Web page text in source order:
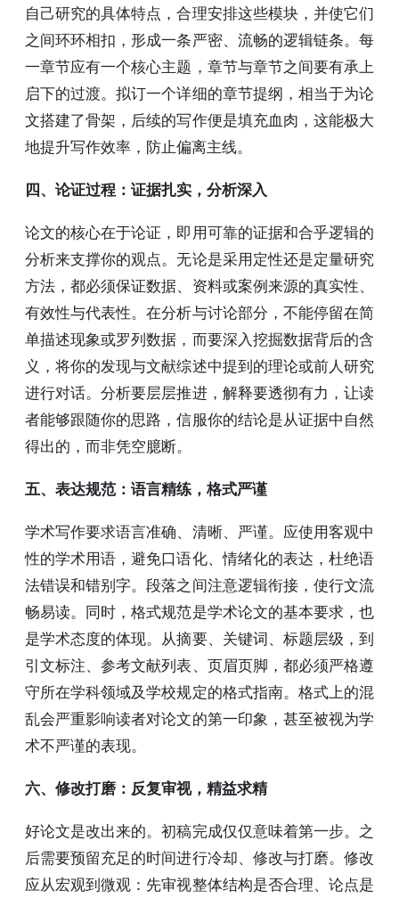
自己研究的具体特点，合理安排这些模块，并使它们
之间环环相扣，形成一条严密、流畅的逻辑链条。每
一章节应有一个核心主题，章节与章节之间要有承上
启下的过渡。拟订一个详细的章节提纲，相当于为论
文搭建了骨架，后续的写作便是填充血肉，这能极大
地提升写作效率，防止偏离主线。
四、论证过程：证据扎实，分析深入
论文的核心在于论证，即用可靠的证据和合乎逻辑的
分析来支撑你的观点。无论是采用定性还是定量研究
方法，都必须保证数据、资料或案例来源的真实性、
有效性与代表性。在分析与讨论部分，不能停留在简
单描述现象或罗列数据，而要深入挖掘数据背后的含
义，将你的发现与文献综述中提到的理论或前人研究
进行对话。分析要层层推进，解释要透彻有力，让读
者能够跟随你的思路，信服你的结论是从证据中自然
得出的，而非凭空臆断。
五、表达规范：语言精练，格式严谨
学术写作要求语言准确、清晰、严谨。应使用客观中
性的学术用语，避免口语化、情绪化的表达，杜绝语
法错误和错别字。段落之间注意逻辑衔接，使行文流
畅易读。同时，格式规范是学术论文的基本要求，也
是学术态度的体现。从摘要、关键词、标题层级，到
引文标注、参考文献列表、页眉页脚，都必须严格遵
守所在学科领域及学校规定的格式指南。格式上的混
乱会严重影响读者对论文的第一印象，甚至被视为学
术不严谨的表现。
六、修改打磨：反复审视，精益求精
好论文是改出来的。初稿完成仅仅意味着第一步。之
后需要预留充足的时间进行冷却、修改与打磨。修改
应从宏观到微观：先审视整体结构是否合理、论点是